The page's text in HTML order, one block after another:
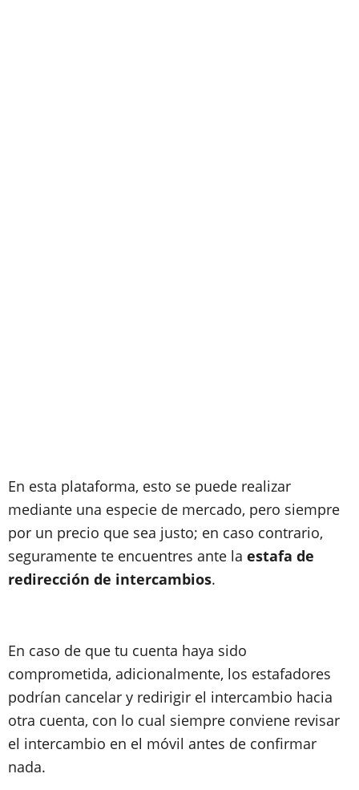
En esta plataforma, esto se puede realizar
mediante una especie de mercado, pero siempre
por un precio que sea justo; en caso contrario,
seguramente te encuentres ante la estafa de
redirección de intercambios.
En caso de que tu cuenta haya sido
comprometida, adicionalmente, los estafadores
podrían cancelar y redirigir el intercambio hacia
otra cuenta, con lo cual siempre conviene revisar
el intercambio en el móvil antes de confirmar
nada.